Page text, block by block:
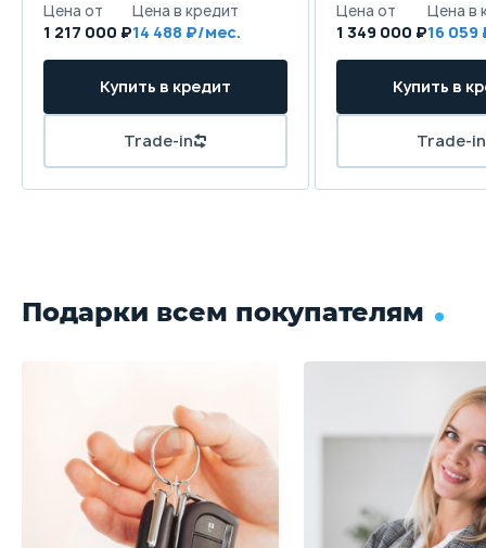
Цена от
1 217 000 ₽
Цена в кредит
14 488 ₽/мес.
Купить в кредит
Trade-in
Цена от
1 349 000 ₽
Цена в
16
Купить в
Trade-in
Подарки всем покупателям